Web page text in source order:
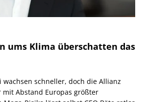
ums Klima überschatten das
schneller, doch die Allianz
Abstand Europas größter